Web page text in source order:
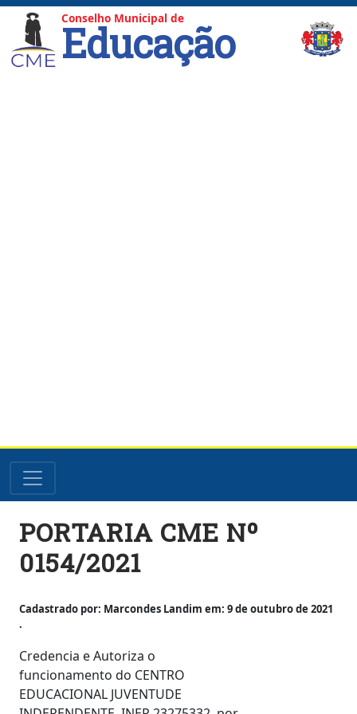
Conselho Municipal de
Educação
content
PORTARIA CME Nº
0154/2021
Cadastrado por: Marcondes Landim em: 9 de outubro de 2021
.
Credencia e Autoriza o
funcionamento do CENTRO
EDUCACIONAL JUVENTUDE